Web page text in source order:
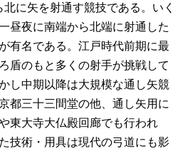
北に矢を射通す競技である。いく
昼夜に南端から北端に射通した
有名である。江戸時代前期に最
盾のもと多くの射手が挑戦して
し中期以降は大規模な通し矢競
都三十三間堂の他、通し矢用に
東大寺大仏殿回廊でも行われ
技術・用具は現代の弓道にも影